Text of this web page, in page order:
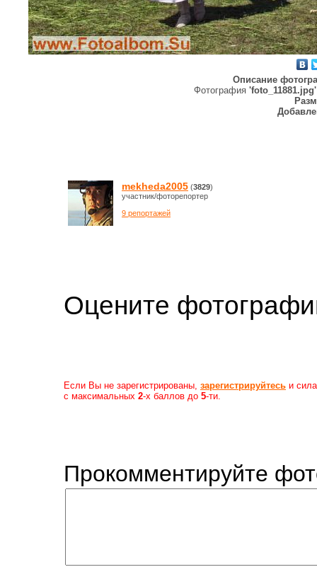
Описание
Фотография 'foto_11881.jpg'
mekheda2005 (3829)
участник/фоторепортер
9 репортажей
Оцените
Если Вы не зарегистрированы, зарегистрируйтесь и
с максимальных 2-х баллов до 5-ти.
Прокомментируйте